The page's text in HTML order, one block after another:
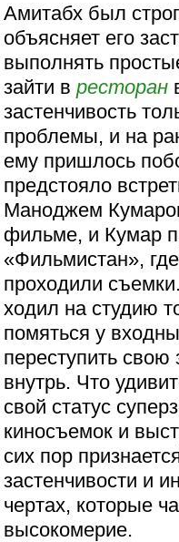
Амитабх был
объясняет его
выполнять
зайти вресторан
застенчивость
проблемы, и на
ему пришлось
предстояло
Маноджем
фильме, и Кумар
«Фильмистан»,
проходили
ходил на студию
помяться у
переступить свою
внутрь. Что
свой статус
киносъемок и
сих пор
застенчивости и
чертах, которые
высокомерие.